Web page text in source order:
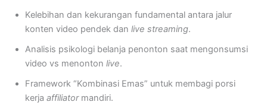
Kelebihan dan kekurangan fundamental antara jalur
konten video pendek danlive streaming.
Analisis psikologi belanja penonton saat mengonsumsi
video vs menontonlive.
Framework “Kombinasi Emas” untuk membagi porsi
kerjaaffiliatormandiri.